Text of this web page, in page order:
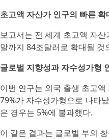
초고액 자산가 인구의 빠른 확
보고서는 전 세계 초고액 자
말까지 84조달러로 확대될
글로벌 지향성과 자수성가형
이번 연구는 외국 출생 초고
79%가 자수성가형으로 나타
은 경우는 5%에 불과했다.
이 같은 결과는 글로벌 부의